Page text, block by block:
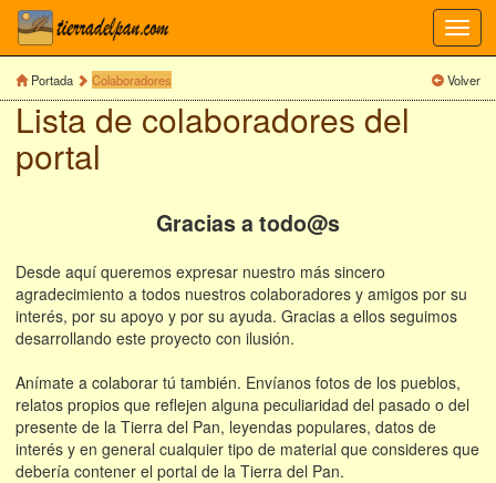
Portada Colaboradores Volver
Lista de colaboradores del
portal
Gracias a todo@s
Desde aquí queremos expresar nuestro más sincero
agradecimiento a todos nuestros colaboradores y amigos por su
interés, por su apoyo y por su ayuda. Gracias a ellos seguimos
desarrollando este proyecto con ilusión.
Anímate a colaborar tú también. Envíanos fotos de los pueblos,
relatos propios que reflejen alguna peculiaridad del pasado o del
presente de la Tierra del Pan, leyendas populares, datos de
interés y en general cualquier tipo de material que consideres que
debería contener el portal de la Tierra del Pan.